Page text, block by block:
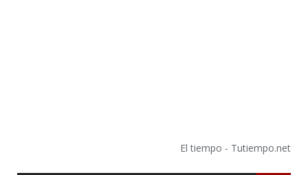
El tiempo - Tutiempo.net